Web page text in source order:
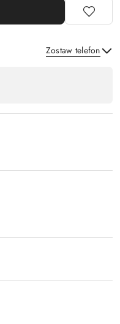
Zostaw telefon